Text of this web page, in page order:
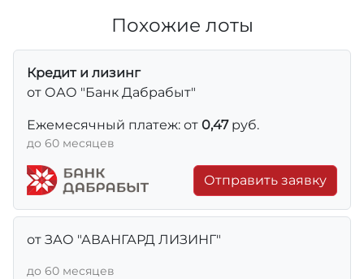
Похожие лоты
Кредит и лизинг
от ОАО "Банк Дабрабыт"
Ежемесячный платеж: от 0,47руб.
до 60 месяцев
Отправить заявку
от ЗАО "АВАНГАРД ЛИЗИНГ"
до 60 месяцев